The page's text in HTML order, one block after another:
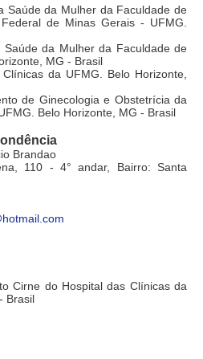
Saúde da Mulher da Faculdade de
de Minas Gerais - UFMG.
da Mulher da Faculdade de
MG - Brasil
da UFMG. Belo Horizonte,
de Ginecologia e Obstetrícia da
Belo Horizonte, MG - Brasil
Brandao
110 - 4° andar, Bairro: Santa
Cirne do Hospital das Clínicas da
Brasil